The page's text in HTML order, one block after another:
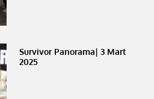
Survivor Panorama| 3 Mart
2025